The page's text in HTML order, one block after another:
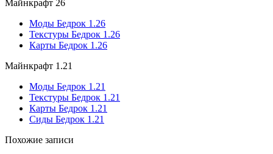
Майнкрафт 26
Моды Бедрок 1.26
Текстуры Бедрок 1.26
Карты Бедрок 1.26
Майнкрафт 1.21
Моды Бедрок 1.21
Текстуры Бедрок 1.21
Карты Бедрок 1.21
Сиды Бедрок 1.21
Похожие записи